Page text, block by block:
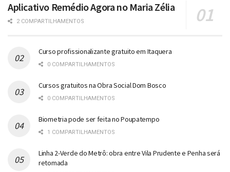
Aplicativo Remédio Agora no Maria Zélia
2 COMPARTILHAMENTOS
Curso profissionalizante gratuito em Itaquera
0 COMPARTILHAMENTOS
Cursos gratuitos na Obra Social Dom Bosco
0 COMPARTILHAMENTOS
Biometria pode ser feita no Poupatempo
1 COMPARTILHAMENTOS
Linha 2-Verde do Metrô: obra entre Vila Prudente e Penha será
retomada